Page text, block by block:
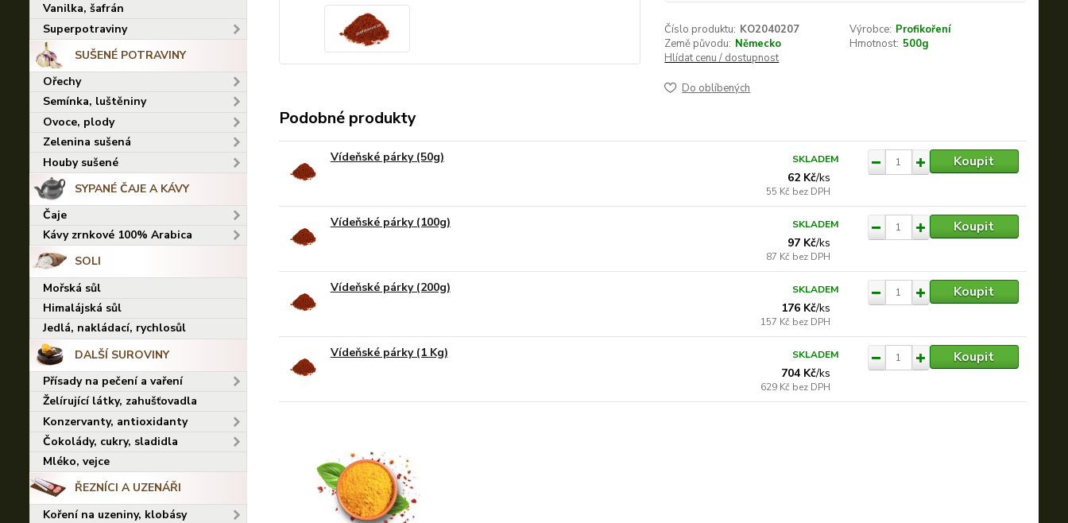
Vanilka, šafrán
Superpotraviny
SUŠENÉ POTRAVINY
Ořechy
Semínka, luštěniny
Ovoce, plody
Zelenina sušená
Houby sušené
SYPANÉ ČAJE A KÁVY
Čaje
Kávy zrnkové 100% Arabica
SOLI
Mořská sůl
Himalájská sůl
Jedlá, nakládací, rychlosůl
DALŠÍ SUROVINY
Přísady na pečení a vaření
Želírující látky, zahušťovadla
Konzervanty, antioxidanty
Čokolády, cukry, sladidla
Mléko, vejce
ŘEZNÍCI A UZENÁŘI
Koření na uzeniny, klobásy
Číslo produktu: KO2040207 Výrobce: Profikoření
Země původu: Německo Hmotnost: 500g
Hlídat cenu / dostupnost
Do oblíbených
Podobné produkty
Vídeňské párky (50g)
62 Kč/ks
55 Kč bez DPH
SKLADEM Koupit
Vídeňské párky (100g)
97 Kč/ks
87 Kč bez DPH
SKLADEM Koupit
Vídeňské párky (200g)
176 Kč/ks
157 Kč bez DPH
SKLADEM Koupit
Vídeňské párky (1 Kg)
704 Kč/ks
629 Kč bez DPH
SKLADEM Koupit